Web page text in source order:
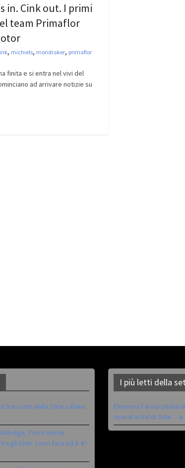
in. Cink out. I primi
team Primaflor
, michiels, mondraker, primaflor
finita e si entra nel vivi del
ad arrivare notizie su
tracciato della Straccabike
Frei e Hutter.
gli Elite. Corvi fora ed è 4^
I più letti della
Eleonora Farina studia
ricordi in Val di Sole… e